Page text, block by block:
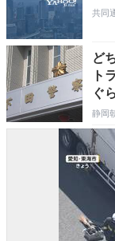
共同
ど
ト
ぐ
静岡